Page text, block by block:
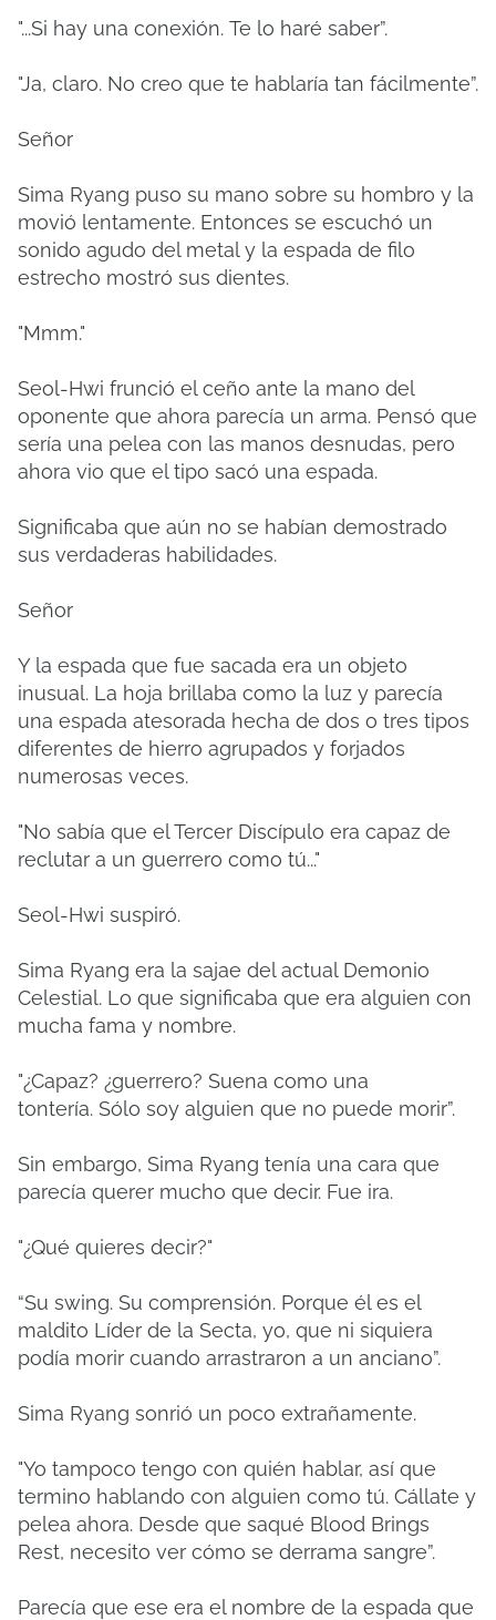
"...Si hay una conexión. Te lo haré saber”.
"Ja, claro. No creo que te hablaría tan fácilmente”.
Señor
Sima Ryang puso su mano sobre su hombro y la
movió lentamente. Entonces se escuchó un
sonido agudo del metal y la espada de filo
estrecho mostró sus dientes.
"Mmm."
Seol-Hwi frunció el ceño ante la mano del
oponente que ahora parecía un arma. Pensó que
sería una pelea con las manos desnudas, pero
ahora vio que el tipo sacó una espada.
Significaba que aún no se habían demostrado
sus verdaderas habilidades.
Señor
Y la espada que fue sacada era un objeto
inusual. La hoja brillaba como la luz y parecía
una espada atesorada hecha de dos o tres tipos
diferentes de hierro agrupados y forjados
numerosas veces.
"No sabía que el Tercer Discípulo era capaz de
reclutar a un guerrero como tú..."
Seol-Hwi suspiró.
Sima Ryang era la sajae del actual Demonio
Celestial. Lo que significaba que era alguien con
mucha fama y nombre.
"¿Capaz? ¿guerrero? Suena como una
tontería. Sólo soy alguien que no puede morir”.
Sin embargo, Sima Ryang tenía una cara que
parecía querer mucho que decir. Fue ira.
"¿Qué quieres decir?"
“Su swing. Su comprensión. Porque él es el
maldito Líder de la Secta, yo, que ni siquiera
podía morir cuando arrastraron a un anciano”.
Sima Ryang sonrió un poco extrañamente.
"Yo tampoco tengo con quién hablar, así que
termino hablando con alguien como tú. Cállate y
pelea ahora. Desde que saqué Blood Brings
Rest, necesito ver cómo se derrama sangre”.
Parecía que ese era el nombre de la espada que